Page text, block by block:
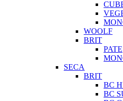
WOOLF
BRIT
PATE
SECA
BRIT
BC
BC